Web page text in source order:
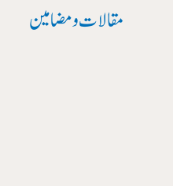
مقالات و مضامین